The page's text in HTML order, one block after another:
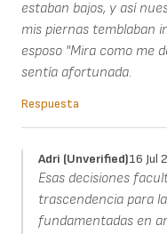
estaban bajos, y así
mis piernas temblaban
esposo "Mira como me
sentía afortunada.
Respuesta
Adri (unverified)16 Jul
Esas decisiones
trascendencia para
fundamentadas en